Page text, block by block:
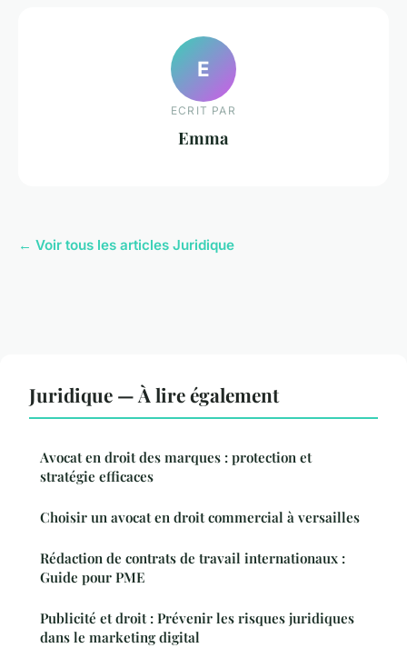
E
ECRIT PAR
Emma
← Voir tous les articles Juridique
Juridique — À lire également
Avocat en droit des marques : protection et
stratégie efficaces
Choisir un avocat en droit commercial à versailles
Rédaction de contrats de travail internationaux :
Guide pour PME
Publicité et droit : Prévenir les risques juridiques
dans le marketing digital